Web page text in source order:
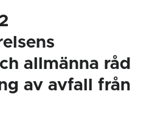
allmänna råd
av avfall från